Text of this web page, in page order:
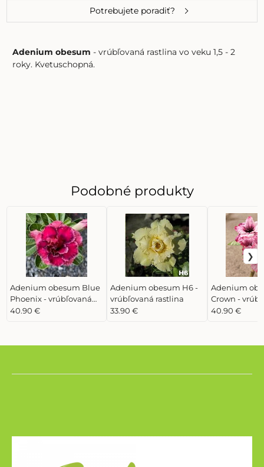
Potrebujete poradiť?
Adenium obesum - vrúbľovaná rastlina vo veku 1,5 - 2
roky. Kvetuschopná.
Podobné produkty
Adenium obesum Blue
Phoenix - vrúbľovaná
rastlina
40.90 €
Adenium obesum H6 -
vrúbľovaná rastlina
33.90 €
Adenium
Crown -
rastlina
40.90 €